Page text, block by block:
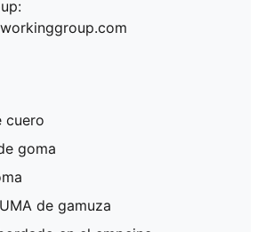
cuero
goma
de gamuza